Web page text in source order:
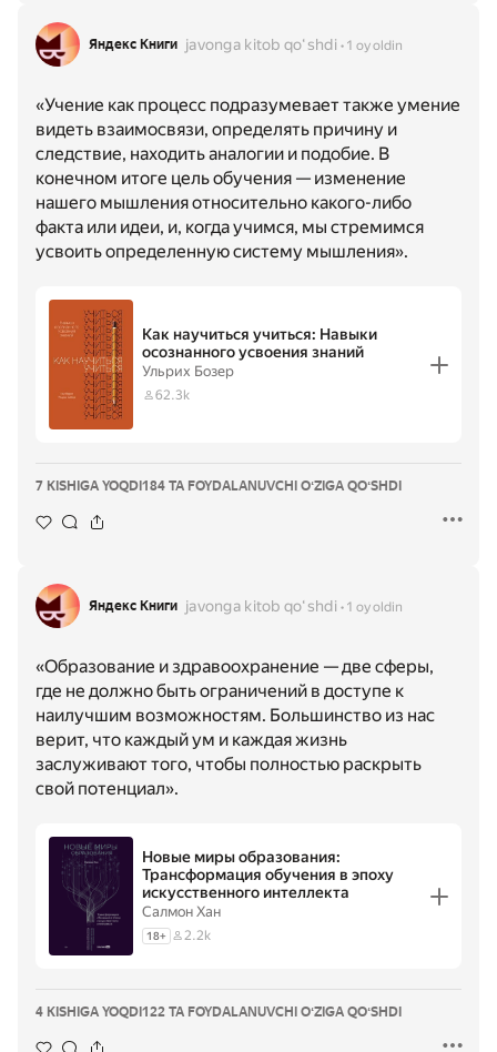
Яндекс Книги javonga kitob qoʻshdi 1 oy oldin
«Учение как процесс подразумевает также умение
видеть взаимосвязи, определять причину и
следствие, находить аналогии и подобие. В
конечном итоге цель обучения — изменение
нашего мышления относительно какого-либо
факта или идеи, и, когда учимся, мы стремимся
усвоить определенную систему мышления».
Как научиться учиться: Навыки
осознанного усвоения знаний
Ульрих Бозер
62.3k
7 KISHIGA YOQDI 184 TA FOYDALANUVCHI OʻZIGA QOʻSHDI
Яндекс Книги javonga kitob qoʻshdi 1 oy oldin
«Образование и здравоохранение — две сферы,
где не должно быть ограничений в доступе к
наилучшим возможностям. Большинство из нас
верит, что каждый ум и каждая жизнь
заслуживают того, чтобы полностью раскрыть
свой потенциал».
Новые миры образования:
Трансформация обучения в эпоху
искусственного интеллекта
Салмон Хан
18+ 2.2k
4 KISHIGA YOQDI 122 TA FOYDALANUVCHI OʻZIGA QOʻSHDI